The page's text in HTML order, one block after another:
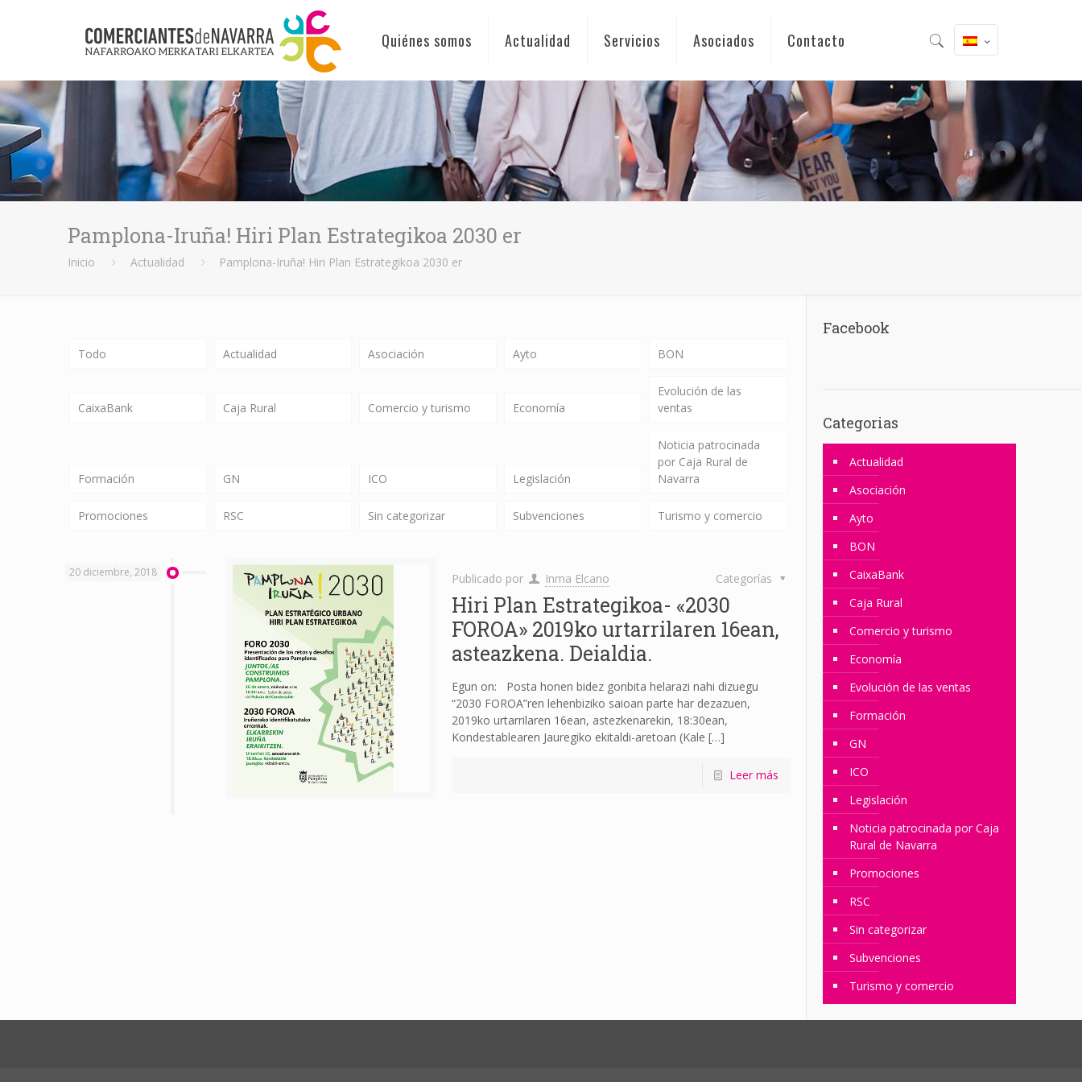
Quiénes somos Actualidad Servicios Asociados Contacto
Pamplona-Iruña! Hiri Plan Estrategikoa 2030 er
Inicio Actualidad Pamplona-Iruña! Hiri Plan Estrategikoa 2030 er
Todo Actualidad Asociación Ayto BON
CaixaBank Caja Rural Comercio y turismo Economía
Evolución de las
ventas
Formación GN ICO Legislación
Noticia patrocinada
por Caja Rural de
Navarra
Promociones RSC Sin categorizar Subvenciones Turismo y comercio
20 diciembre, 2018 Publicado por Inma Elcano Categorías
Hiri Plan Estrategikoa- «2030
FOROA» 2019ko urtarrilaren 16ean,
asteazkena. Deialdia.
Egun on: Posta honen bidez gonbita helarazi nahi dizuegu
“2030 FOROA”ren lehenbiziko saioan parte har dezazuen,
2019ko urtarrilaren 16ean, astezkenarekin, 18:30ean,
Kondestablearen Jauregiko ekitaldi-aretoan (Kale […]
Leer más
Facebook
Categorias
Actualidad
Asociación
Ayto
BON
CaixaBank
Caja Rural
Comercio y turismo
Economía
Evolución de las ventas
Formación
GN
ICO
Legislación
Noticia patrocinada por Caja
Rural de Navarra
Promociones
RSC
Sin categorizar
Subvenciones
Turismo y comercio